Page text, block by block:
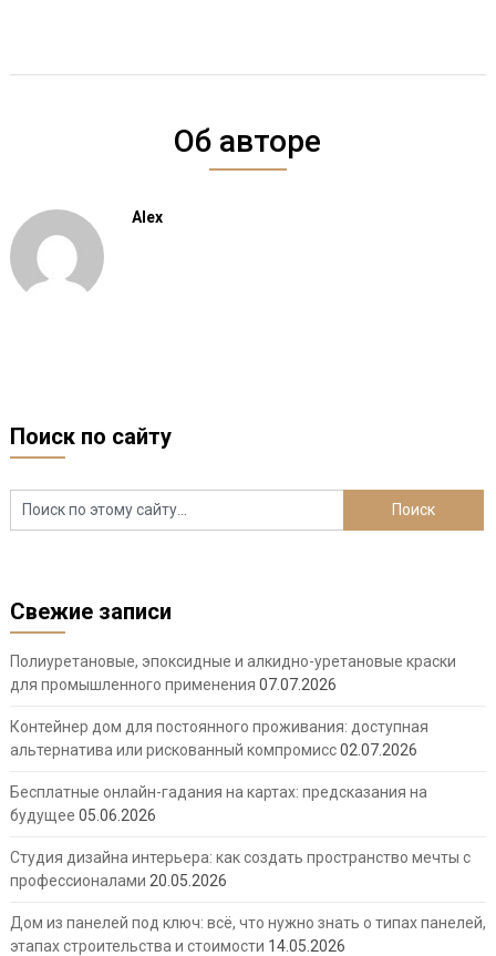
Об авторе
Alex
Поиск по сайту
Свежие записи
Полиуретановые, эпоксидные и алкидно-уретановые краски
для промышленного применения 07.07.2026
Контейнер дом для постоянного проживания: доступная
альтернатива или рискованный компромисс02.07.2026
Бесплатные онлайн-гадания на картах: предсказания на
будущее 05.06.2026
Студия дизайна интерьера: как создать пространство мечты с
профессионалами 20.05.2026
Дом из панелей под ключ: всё, что нужно знать о типах панелей,
этапах строительства и стоимости 14.05.2026